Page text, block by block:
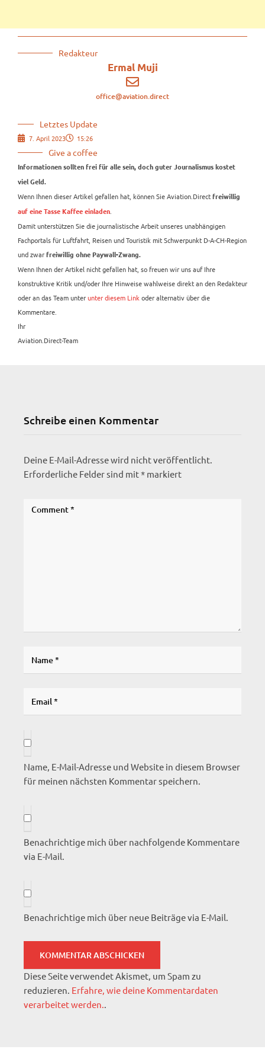
Redakteur
Ermal Muji
office@aviation.direct
Letztes Update
7. April 2023 15:26
Give a coffee
Informationen sollten frei für alle sein, doch guter Journalismus kostet
viel Geld.
Wenn Ihnen dieser Artikel gefallen hat, können Sie Aviation.Direct freiwillig
auf eine Tasse Kaffee einladen.
Damit unterstützen Sie die journalistische Arbeit unseres unabhängigen
Fachportals für Luftfahrt, Reisen und Touristik mit Schwerpunkt D-A-CH-Region
und zwar freiwillig ohne Paywall-Zwang.
Wenn Ihnen der Artikel nicht gefallen hat, so freuen wir uns auf Ihre
konstruktive Kritik und/oder Ihre Hinweise wahlweise direkt an den Redakteur
oder an das Team unterunter diesem Linkoder alternativ über die
Kommentare.
Ihr
Aviation.Direct-Team
Schreibe einen Kommentar
Deine E-Mail-Adresse wird nicht veröffentlicht.
Erforderliche Felder sind mit* markiert
Name, E-Mail-Adresse und Website in diesem Browser
für meinen nächsten Kommentar speichern.
Benachrichtige mich über nachfolgende Kommentare
via E-Mail.
Benachrichtige mich über neue Beiträge via E-Mail.
Diese Seite verwendet Akismet, um Spam zu
reduzieren. Erfahre, wie deine Kommentardaten
verarbeitet werden..